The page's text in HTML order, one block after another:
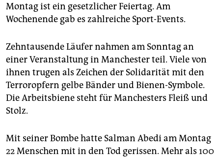
Montag ist ein gesetzlicher Feiertag. Am
Wochenende gab es zahlreiche Sport-Events.
Zehntausende Läufer nahmen am Sonntag an
einer Veranstaltung in Manchester teil. Viele von
ihnen trugen als Zeichen der Solidarität mit den
Terroropfern gelbe Bänder und Bienen-Symbole.
Die Arbeitsbiene steht für Manchesters Fleiß und
Stolz.
Mit seiner Bombe hatte Salman Abedi am Montag
22 Menschen mit in den Tod gerissen. Mehr als 100